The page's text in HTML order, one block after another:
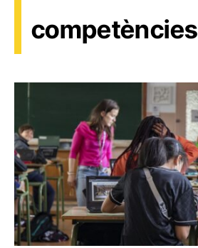
competències